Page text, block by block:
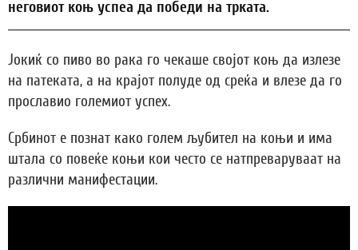
неговиот коњ успеа да победи на трката.
Јокиќ со пиво во рака го чекаше својот коњ да излезе
на патеката, а на крајот полуде од среќа и влезе да го
прославио големиот успех.
Србинот е познат како голем љубител на коњи и има
штала со повеќе коњи кои често се натпреваруваат на
различни манифестации.